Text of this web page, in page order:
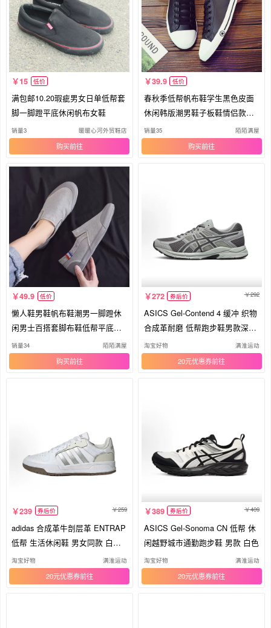
15 低价
满包邮10.20瑕疵男女日单低帮套
脚一脚蹬平底休闲帆布女鞋
销量3 暖暖心河外贸鞋店
购买
39.9 低价
春秋季低帮帆布鞋学生黑色皮面
休闲韩版潮男鞋子板鞋情侣款大
码45
销量35 陌陌满屋
购买
49.9 低价
懒人鞋男鞋帆布鞋潮男一脚蹬休
闲男士百搭套脚布鞋低帮平底透
气鞋
销量34 陌陌满屋
购买
272 券后价 292
ASICS Gel-Contend 4 缓冲 织物
合成革耐磨 低帮跑步鞋男款深灰
色
淘宝好物 满淮运动
20元优惠券
239 券后价 259
adidas 合成革牛剖层革 ENTRAP
低帮 生活休闲鞋 男女同款 白银
色
淘宝好物 满淮运动
20元优惠券
389 券后价 409
ASICS Gel-Sonoma CN 低帮 休
闲越野城市通勤跑步鞋 男款 白色
淘宝好物 满淮运动
20元优惠券